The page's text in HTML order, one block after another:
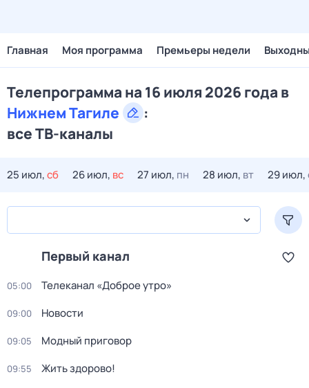
Главная Моя программа Премьеры недели
Телепрограмма на 16 июля 2026 года в
Нижнем Тагиле
:
все ТВ-каналы
25 июл,сб 26 июл, вс 27 июл, пн 28 июл, вт 29 июл,
Первый канал
05:00 Телеканал «Доброе утро»
09:00 Новости
09:05 Модный приговор
09:55 Жить здорово!